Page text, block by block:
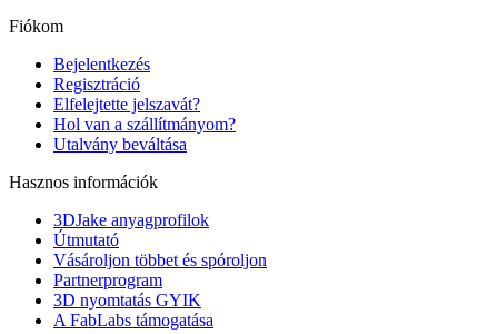
Fiókom
Bejelentkezés
Regisztráció
Elfelejtette jelszavát?
Hol van a szállítmányom?
Utalvány beváltása
Hasznos információk
3DJake anyagprofilok
Útmutató
Vásároljon többet és spóroljon
Partnerprogram
3D nyomtatás GYIK
A FabLabs támogatása